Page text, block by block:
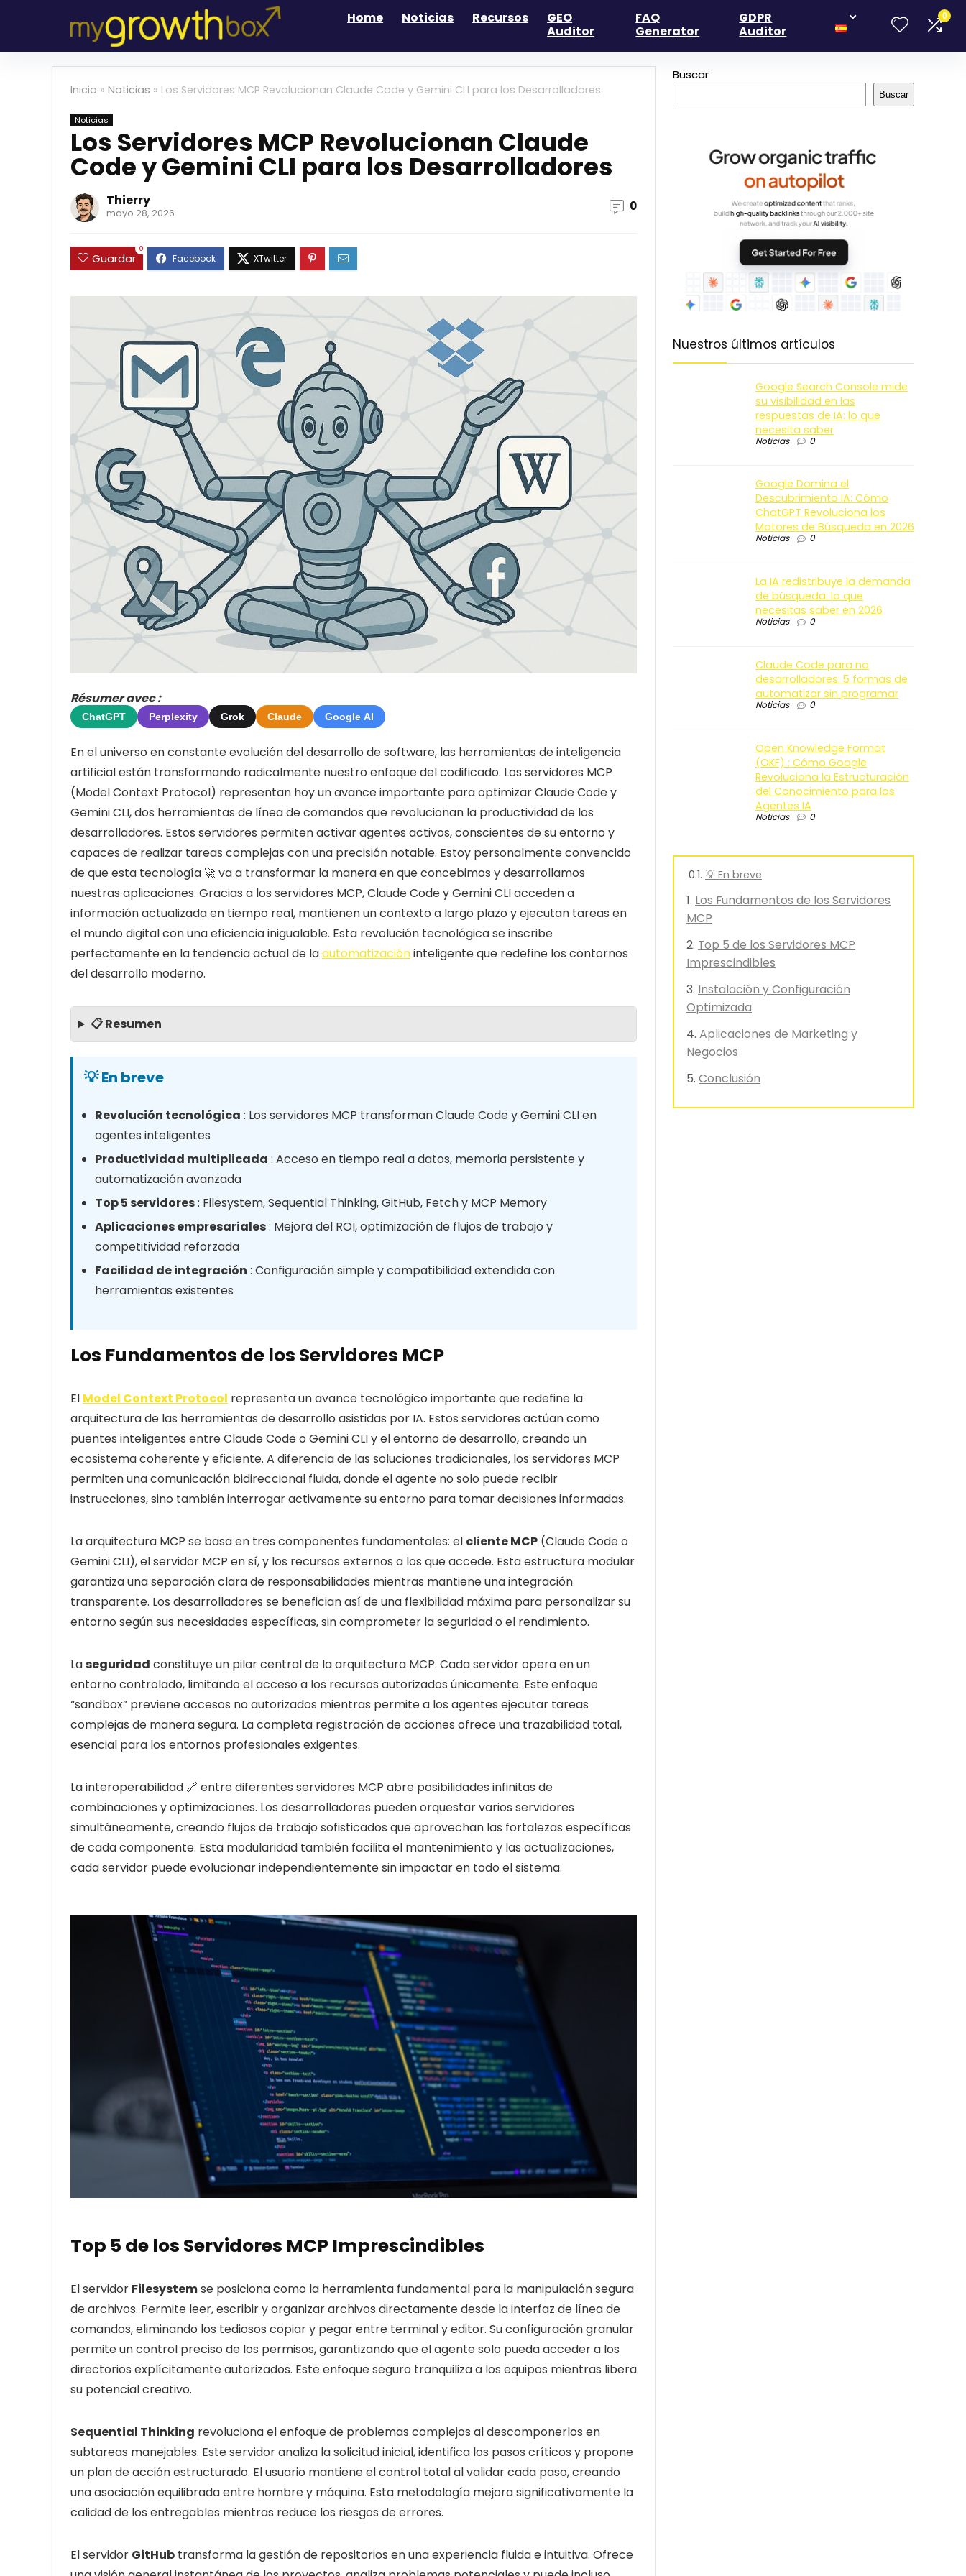
Home Noticias Recursos
GEO
Auditor
FAQ
Generator
GDPR
Auditor
0
Inicio » Noticias » Los Servidores MCP Revolucionan Claude Code y Gemini CLI para los Desarrolladores
Noticias
Los Servidores MCP Revolucionan Claude
Code y Gemini CLI para los Desarrolladores
Thierry
mayo 28, 2026 0
Guardar
0
Résumer avec :
ChatGPT Perplexity Grok Claude Google AI
En el universo en constante evolución del desarrollo de software, las herramientas de inteligencia
artificial están transformando radicalmente nuestro enfoque del codificado. Los servidores MCP
(Model Context Protocol) representan hoy un avance importante para optimizar Claude Code y
Gemini CLI, dos herramientas de línea de comandos que revolucionan la productividad de los
desarrolladores. Estos servidores permiten activar agentes activos, conscientes de su entorno y
capaces de realizar tareas complejas con una precisión notable. Estoy personalmente convencido
de que esta tecnología 🚀 va a transformar la manera en que concebimos y desarrollamos
nuestras aplicaciones. Gracias a los servidores MCP, Claude Code y Gemini CLI acceden a
información actualizada en tiempo real, mantienen un contexto a largo plazo y ejecutan tareas en
el mundo digital con una eficiencia inigualable. Esta revolución tecnológica se inscribe
perfectamente en la tendencia actual de laautomatizacióninteligente que redefine los contornos
del desarrollo moderno.
📋 Resumen
💡 En breve
Revolución tecnológica : Los servidores MCP transforman Claude Code y Gemini CLI en
agentes inteligentes
Productividad multiplicada : Acceso en tiempo real a datos, memoria persistente y
automatización avanzada
Top 5 servidores: Filesystem, Sequential Thinking, GitHub, Fetch y MCP Memory
Aplicaciones empresariales: Mejora del ROI, optimización de flujos de trabajo y
competitividad reforzada
Facilidad de integración : Configuración simple y compatibilidad extendida con
herramientas existentes
Los Fundamentos de los Servidores MCP
El Model Context Protocol representa un avance tecnológico importante que redefine la
arquitectura de las herramientas de desarrollo asistidas por IA. Estos servidores actúan como
puentes inteligentes entre Claude Code o Gemini CLI y el entorno de desarrollo, creando un
ecosistema coherente y eficiente. A diferencia de las soluciones tradicionales, los servidores MCP
permiten una comunicación bidireccional fluida, donde el agente no solo puede recibir
instrucciones, sino también interrogar activamente su entorno para tomar decisiones informadas.
La arquitectura MCP se basa en tres componentes fundamentales: el cliente MCP (Claude Code o
Gemini CLI), el servidor MCP en sí, y los recursos externos a los que accede. Esta estructura modular
garantiza una separación clara de responsabilidades mientras mantiene una integración
transparente. Los desarrolladores se benefician así de una flexibilidad máxima para personalizar su
entorno según sus necesidades específicas, sin comprometer la seguridad o el rendimiento.
Laseguridad constituye un pilar central de la arquitectura MCP. Cada servidor opera en un
entorno controlado, limitando el acceso a los recursos autorizados únicamente. Este enfoque
“sandbox” previene accesos no autorizados mientras permite a los agentes ejecutar tareas
complejas de manera segura. La completa registración de acciones ofrece una trazabilidad total,
esencial para los entornos profesionales exigentes.
La interoperabilidad 🔗 entre diferentes servidores MCP abre posibilidades infinitas de
combinaciones y optimizaciones. Los desarrolladores pueden orquestar varios servidores
simultáneamente, creando flujos de trabajo sofisticados que aprovechan las fortalezas específicas
de cada componente. Esta modularidad también facilita el mantenimiento y las actualizaciones,
cada servidor puede evolucionar independientemente sin impactar en todo el sistema.
Top 5 de los Servidores MCP Imprescindibles
El servidor Filesystemse posiciona como la herramienta fundamental para la manipulación segura
de archivos. Permite leer, escribir y organizar archivos directamente desde la interfaz de línea de
comandos, eliminando los tediosos copiar y pegar entre terminal y editor. Su configuración granular
permite un control preciso de los permisos, garantizando que el agente solo pueda acceder a los
directorios explícitamente autorizados. Este enfoque seguro tranquiliza a los equipos mientras libera
su potencial creativo.
Sequential Thinking revoluciona el enfoque de problemas complejos al descomponerlos en
subtareas manejables. Este servidor analiza la solicitud inicial, identifica los pasos críticos y propone
un plan de acción estructurado. El usuario mantiene el control total al validar cada paso, creando
una asociación equilibrada entre hombre y máquina. Esta metodología mejora significativamente la
calidad de los entregables mientras reduce los riesgos de errores.
El servidor GitHub transforma la gestión de repositorios en una experiencia fluida e intuitiva. Ofrece
Buscar
Buscar
Nuestros últimos artículos
Google Search Console mide
su visibilidad en las
respuestas de IA: lo que
necesita saber
Noticias 0
Google Domina el
Descubrimiento IA: Cómo
ChatGPT Revoluciona los
Motores de Búsqueda en 2026
Noticias 0
La IA redistribuye la demanda
de búsqueda: lo que
necesitas saber en 2026
Noticias 0
Claude Code para no
desarrolladores: 5 formas de
automatizar sin programar
Noticias 0
Open Knowledge Format
(OKF) : Cómo Google
Revoluciona la Estructuración
del Conocimiento para los
Agentes IA
Noticias 0
💡 En breve
Los Fundamentos de los Servidores
MCP
Top 5 de los Servidores MCP
Imprescindibles
Instalación y Configuración
Optimizada
Aplicaciones de Marketing y
Negocios
Conclusión